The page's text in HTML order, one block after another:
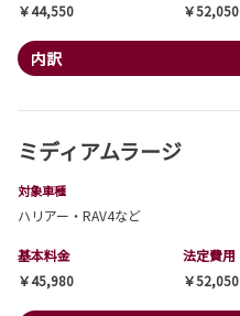
￥44,550
￥52,050
内訳
ミディアムラージ
対象車種
ハリアー・RAV4など
基本料金
￥45,980
法定費用
￥52,050